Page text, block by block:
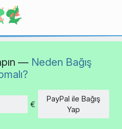
— Neden Bağış
€
PayPal ile Bağış
Yap